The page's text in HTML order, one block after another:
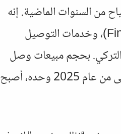
من السنوات الماضية. إنه
اليوم نظام بيئي متكامل يجمع بين التكنولوجيا المالية (Fintech)، وخدمات التوصيل
التركي. بحجم مبيعات وصل
إلى ما يقرب من 295 مليار ليرة تركية في الأشهر التسعة الأولى من عام 2025 وحده، أصبح